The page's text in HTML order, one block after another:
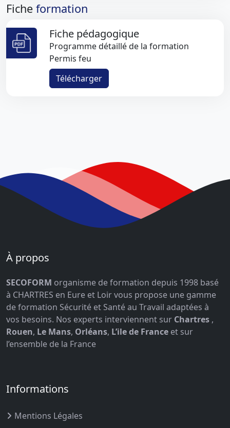
Fiche formation
Fiche pédagogique
Programme détaillé de la formation
Permis feu
Télécharger
À propos
SECOFORM organisme de formation depuis 1998 basé
à CHARTRES en Eure et Loir vous propose une gamme
de formation Sécurité et Santé au Travail adaptées à
vos besoins. Nos experts interviennent sur Chartres ,
Rouen, Le Mans, Orléans, L’ile de France et sur
l’ensemble de la France
Informations
Mentions Légales